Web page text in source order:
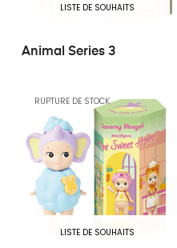
LISTE DE SOUHAITS
Animal Series 3
RUPTURE DE STOCK
LISTE DE SOUHAITS